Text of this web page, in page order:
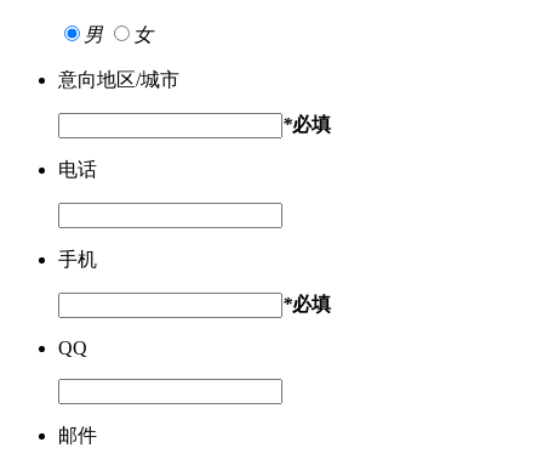
男 女
意向地区/城市
*必填
电话
手机
*必填
QQ
邮件